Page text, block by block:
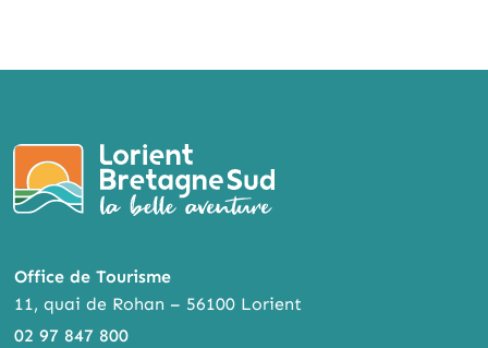
Office de Tourisme
11, quai de Rohan – 56100 Lorient
02 97 847 800